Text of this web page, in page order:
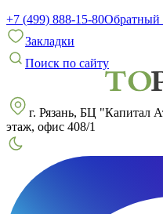
+7 (499) 888-15-80Обратный
Закладки
Поиск по сайту
г. Рязань, БЦ "Капитал
этаж, офис 408/1